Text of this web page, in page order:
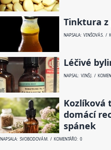
Tinktura z
NAPSALA: VINŠOVÁ S. /
Léčivé
NAPSAL: VINŠ J. /
Kozlíková
domácí
spánek
NAPSALA: SVOBODOVÁ M. / KOMENTÁŘŮ: 0